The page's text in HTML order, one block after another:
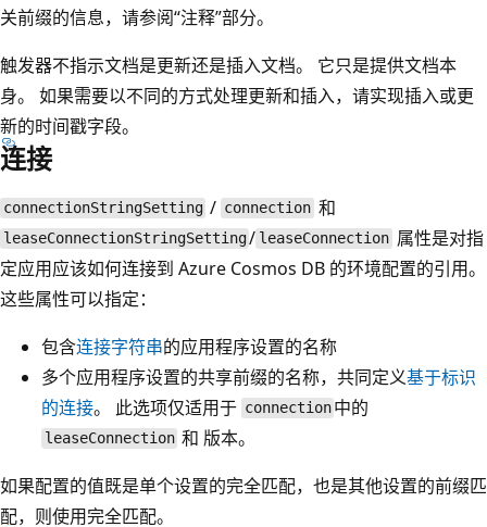
关前缀的信息，请参阅“注释”部分。
触发器不指示文档是更新还是插入文档。 它只是提供文档本
身。 如果需要以不同的方式处理更新和插入，请实现插入或更
新的时间戳字段。
连接
connectionStringSetting / connection 和
leaseConnectionStringSetting/ leaseConnection 属性是对指
定应用应该如何连接到 Azure Cosmos DB 的环境配置的引用。
这些属性可以指定：
包含连接字符串的应用程序设置的名称
多个应用程序设置的共享前缀的名称，共同定义基于标识
的连接。 此选项仅适用于 connection 中的
leaseConnection 和 版本。
如果配置的值既是单个设置的完全匹配，也是其他设置的前缀匹
配，则使用完全匹配。